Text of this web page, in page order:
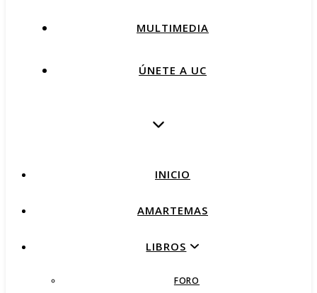
MULTIMEDIA
ÚNETE A UC
INICIO
AMARTEMAS
LIBROS
FORO